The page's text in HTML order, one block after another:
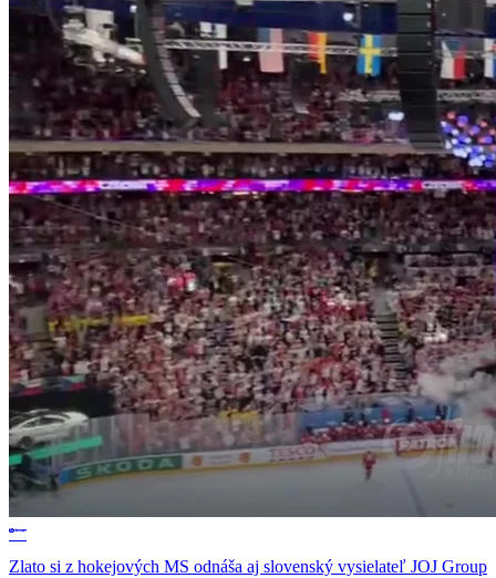
Zlato si z hokejových MS odnáša aj slovenský vysielateľ JOJ Group